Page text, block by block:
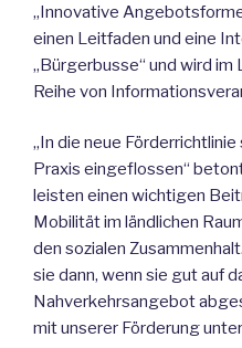
„Innovative
einen Leitfaden und eine
„Bürgerbusse“ und wird im
Reihe von
„In die neue
Praxis eingeflossen“
leisten einen wichtigen
Mobilität im ländlichen
den sozialen
sie dann, wenn sie gut auf
Nahverkehrsangebot
mit unserer Förderung